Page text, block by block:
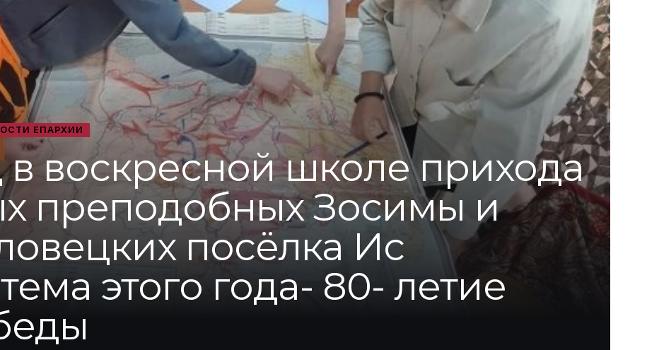
ЕПАРХИИ
воскресной школе прихода
преподобных Зосимы и
посёлка Ис
этого года- 80- летие